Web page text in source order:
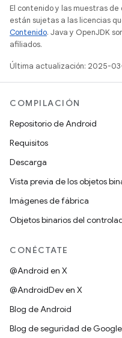
El contenido y las muestras
están sujetas a las licencias
Contenido. Java y OpenJDK
afiliados.
Última actualización: 2025-
COMPILACIÓN
Repositorio de Android
Requisitos
Descarga
Vista previa de los objetos
Imágenes de fábrica
Objetos binarios del
CONÉCTATE
@Android en X
@AndroidDev en X
Blog de Android
Blog de seguridad de Google